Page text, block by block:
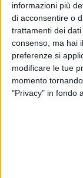
informazioni più
di acconsentire o
trattamenti dei
consenso, ma hai
preferenze si
modificare le tue
momento
"Privacy" in fondo
Saul De
Rocco
Anita Ferrari
Elena
Angelica
Francesco
Mauro